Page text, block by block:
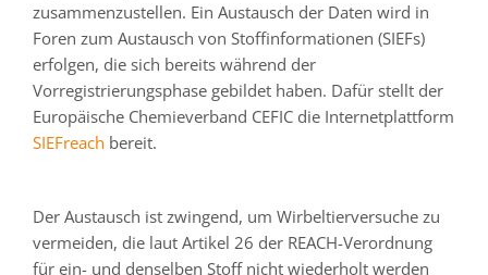
zusammenzustellen. Ein Austausch der Daten wird in
Foren zum Austausch von Stoffinformationen (SIEFs)
erfolgen, die sich bereits während der
Vorregistrierungsphase gebildet haben. Dafür stellt der
Europäische Chemieverband CEFIC die Internetplattform
SIEFreach bereit.
Der Austausch ist zwingend, um Wirbeltierversuche zu
vermeiden, die laut Artikel 26 der REACH-Verordnung
für ein- und denselben Stoff nicht wiederholt werden